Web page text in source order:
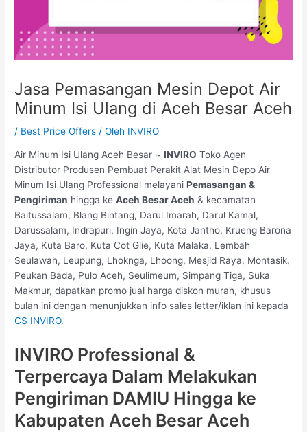
Jasa Pemasangan Mesin Depot Air
Minum Isi Ulang di Aceh Besar Aceh
/ Best Price Offers / Oleh INVIRO
Air Minum Isi Ulang Aceh Besar ~INVIRO Toko Agen
Distributor Produsen Pembuat Perakit Alat Mesin Depo Air
Minum Isi Ulang Professional melayaniPemasangan &
Pengiriman hingga keAceh Besar Aceh & kecamatan
Baitussalam, Blang Bintang, Darul Imarah, Darul Kamal,
Darussalam, Indrapuri, Ingin Jaya, Kota Jantho, Krueng Barona
Jaya, Kuta Baro, Kuta Cot Glie, Kuta Malaka, Lembah
Seulawah, Leupung, Lhoknga, Lhoong, Mesjid Raya, Montasik,
Peukan Bada, Pulo Aceh, Seulimeum, Simpang Tiga, Suka
Makmur, dapatkan promo jual harga diskon murah, khusus
bulan ini dengan menunjukkan info sales letter/iklan ini kepada
CS INVIRO.
INVIRO Professional &
Terpercaya Dalam Melakukan
Pengiriman DAMIU Hingga ke
Kabupaten Aceh Besar Aceh